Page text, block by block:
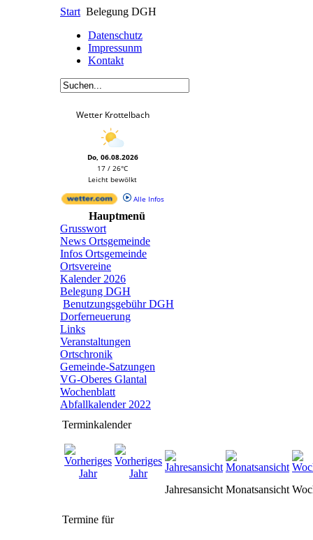
Start Belegung DGH
Datenschutz
Impressunm
Kontakt
Wetter Krottelbach
Do, 06.08.2026
17 / 26°C
Leicht bewölkt
Alle Infos
Hauptmenü
Grusswort
News Ortsgemeinde
Infos Ortsgemeinde
Ortsvereine
Kalender 2026
Belegung DGH
Benutzungsgebühr DGH
Dorferneuerung
Links
Veranstaltungen
Ortschronik
Gemeinde-Satzungen
VG-Oberes Glantal
Wochenblatt
Abfallkalender 2022
Terminkalender
Jahresansicht Monatsansicht
Termine für